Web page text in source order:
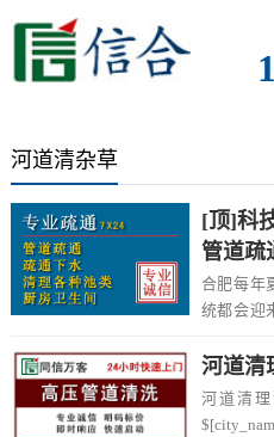
河道清杂草
[顶]科
管道疏
合肥每年
统都会迎
河道清
河道清